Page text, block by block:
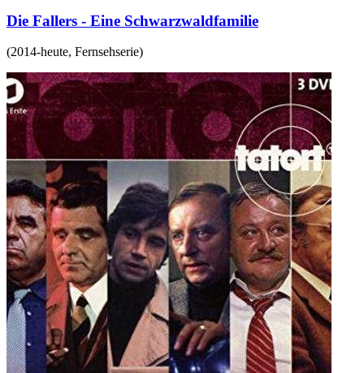
Die Fallers - Eine Schwarzwaldfamilie
(2014-heute, Fernsehserie)